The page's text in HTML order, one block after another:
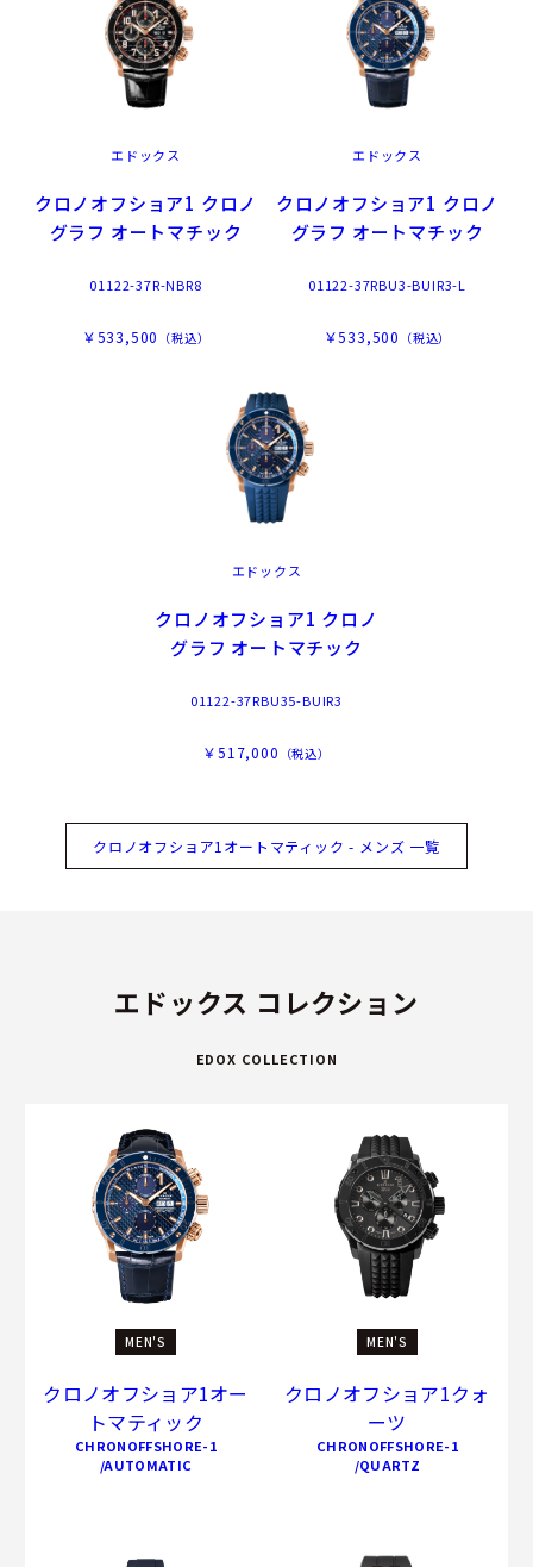
エドックス
クロノオフショア1 クロノ
グラフ オートマチック
01122-37R-NBR8
￥533,500 （税込）
エドックス
クロノオフショア1 クロノ
グラフ オートマチック
01122-37RBU3-BUIR3-L
￥533,500 （税込）
エドックス
クロノオフショア1 クロノ
グラフ オートマチック
01122-37RBU35-BUIR3
￥517,000 （税込）
クロノオフショア1オートマティック - メンズ 一覧
エドックス コレクション
EDOX COLLECTION
MEN'S
クロノオフショア1オー
トマティック
CHRONOFFSHORE-1
/AUTOMATIC
MEN'S
クロノオフショア1クォ
ーツ
CHRONOFFSHORE-1
/QUARTZ